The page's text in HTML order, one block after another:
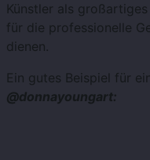
Künstler als
für die professionelle
dienen.
Ein gutes Beispiel für
@donnayoungart: